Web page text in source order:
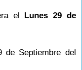
el Lunes 29 de
de Septiembre del